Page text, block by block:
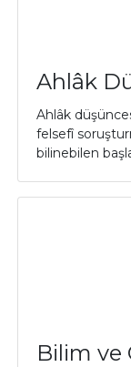
Ahlâk
Ahlâk
felsefî
bilinebilen
Bilim ve